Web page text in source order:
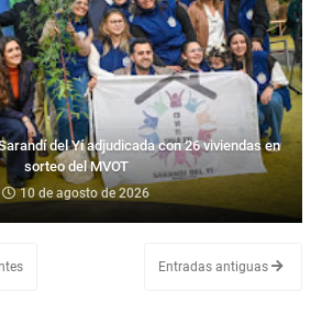
del Yí adjudicada con 26 viviendas en
sorteo del MVOT
10 de agosto de 2026
Entradas antiguas